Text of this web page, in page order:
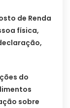
de Renda
física,
do
sobre